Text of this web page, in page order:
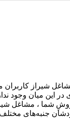
شیراز
در این میان وجود
شما ، مشاغل
جنبه‌های مختلف